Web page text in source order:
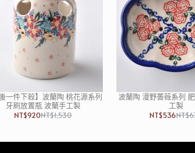
一件下殺】波蘭陶 桃花源系列
牙刷放置瓶 波蘭手工製
NT$920NT$1,530
波蘭陶 漫野薔薇系列
工製
NT$536